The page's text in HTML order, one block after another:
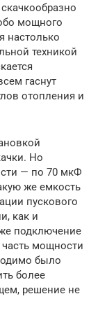
мощного
настолько
техникой
гаснут
отопления и
Но
— по 70 мкФ
же емкость
пускового
как и
же подключение
часть мощности
было
более
решение не